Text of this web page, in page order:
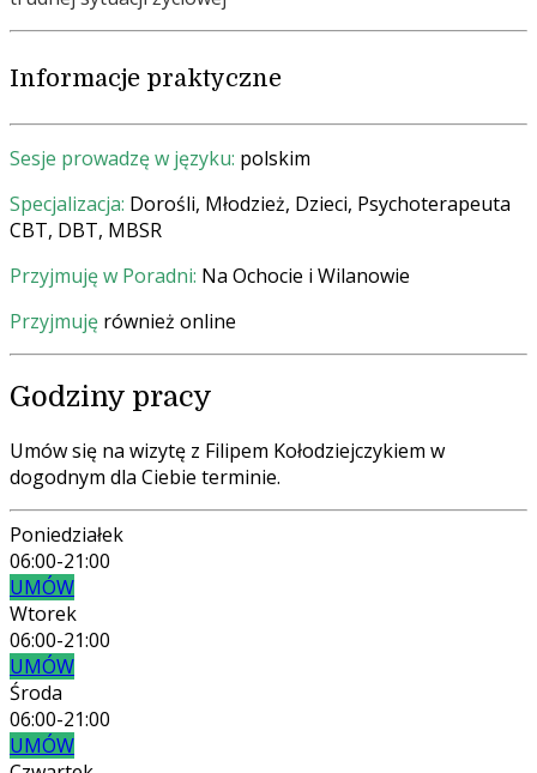
Informacje praktyczne
Sesje prowadzę w języku: polskim
Specjalizacja: Dorośli, Młodzież, Dzieci, Psychoterapeuta
CBT, DBT, MBSR
Przyjmuję w Poradni: Na Ochocie i Wilanowie
Przyjmuję również online
Godziny pracy
Umów się na wizytę z Filipem Kołodziejczykiem w
dogodnym dla Ciebie terminie.
Poniedziałek
06:00-21:00
UMÓW
Wtorek
06:00-21:00
UMÓW
Środa
06:00-21:00
UMÓW